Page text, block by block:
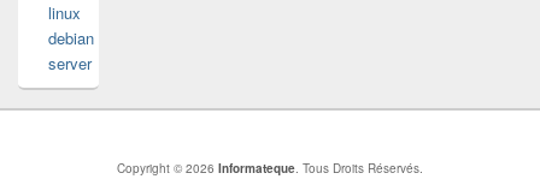
linux
debian
server
Copyright © 2026 Informateque. Tous Droits Réservés.